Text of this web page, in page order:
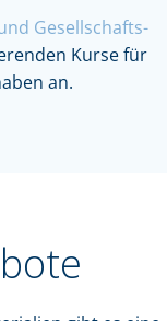
Gesell­schafts­
Kurse für
an.